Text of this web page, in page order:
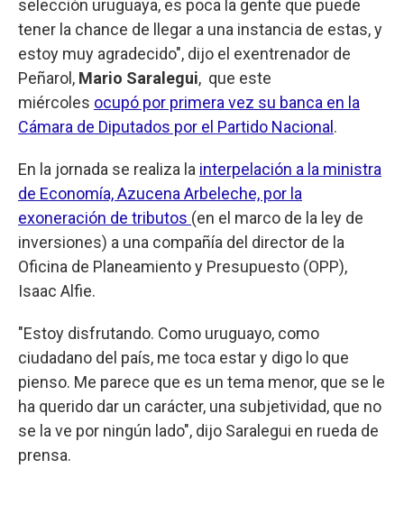
selección uruguaya, es poca la gente que puede
tener la chance de llegar a una instancia de estas, y
estoy muy agradecido", dijo el exentrenador de
Peñarol, Mario Saralegui, que este
miércoles ocupó por primera vez su banca en la
Cámara de Diputados por el Partido Nacional .
En la jornada se realiza la interpelación a la ministra
de Economía, Azucena Arbeleche, por la
exoneración de tributos (en el marco de la ley de
inversiones) a una compañía del director de la
Oficina de Planeamiento y Presupuesto (OPP),
Isaac Alfie.
"Estoy disfrutando. Como uruguayo, como
ciudadano del país, me toca estar y digo lo que
pienso. Me parece que es un tema menor, que se le
ha querido dar un carácter, una subjetividad, que no
se la ve por ningún lado", dijo Saralegui en rueda de
prensa.